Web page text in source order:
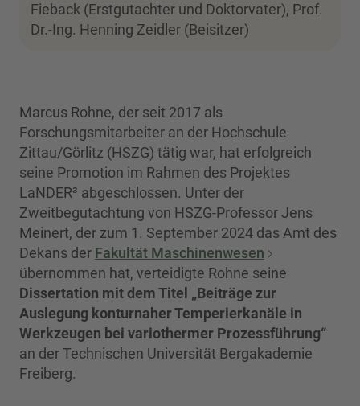
Fieback (Erstgutachter und Doktorvater), Prof.
Dr.-Ing. Henning Zeidler (Beisitzer)
Marcus Rohne, der seit 2017 als
Forschungsmitarbeiter an der Hochschule
Zittau/Görlitz (HSZG) tätig war, hat erfolgreich
seine Promotion im Rahmen des Projektes
LaNDER³ abgeschlossen. Unter der
Zweitbegutachtung von HSZG-Professor Jens
Meinert, der zum 1. September 2024 das Amt des
Dekans der Fakultät Maschinenwesen
übernommen hat, verteidigte Rohne seine
Dissertation mit dem Titel „Beiträge zur
Auslegung konturnaher Temperierkanäle in
Werkzeugen bei variothermer Prozessführung“
an der Technischen Universität Bergakademie
Freiberg.